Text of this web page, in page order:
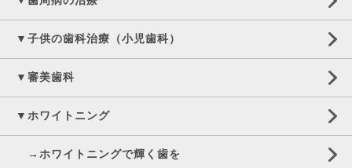
▼子供の歯科治療（小児歯科）
▼審美歯科
▼ホワイトニング
→ホワイトニングで輝く歯を